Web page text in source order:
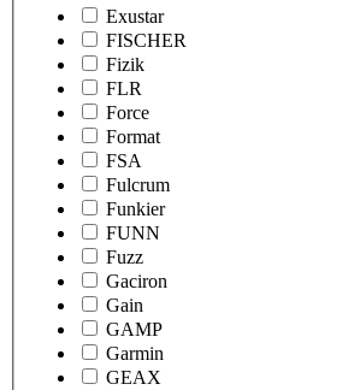
Exustar
FISCHER
Fizik
FLR
Force
Format
FSA
Fulcrum
Funkier
FUNN
Fuzz
Gaciron
Gain
GAMP
Garmin
GEAX